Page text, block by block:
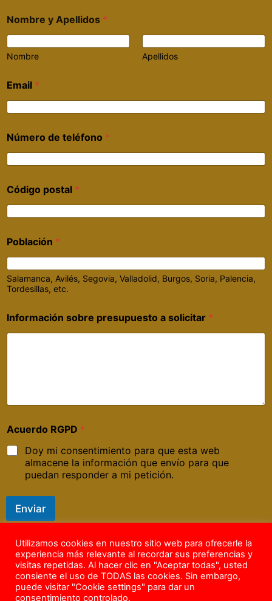
Nombre y Apellidos *
Nombre Apellidos
Email *
Número de teléfono *
Código postal *
Población *
Salamanca, Avilés, Segovia, Valladolid, Burgos, Soria, Palencia,
Tordesillas, etc.
Información sobre presupuesto a solicitar *
Acuerdo RGPD *
Doy mi consentimiento para que esta web
almacene la información que envío para que
puedan responder a mi petición.
Enviar
Copyright © 2026 – Todos los Derechos Reservados –
info@aislacastilla.com – Tel.
Utilizamos cookies en nuestro sitio web para ofrecerle la
experiencia más relevante al recordar sus preferencias y
visitas repetidas. Al hacer clic en "Aceptar todas", usted
consiente el uso de TODAS las cookies. Sin embargo,
puede visitar "Cookie settings" para dar un
consentimiento controlado.